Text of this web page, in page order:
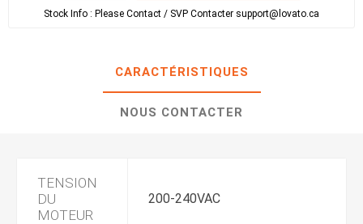
Stock Info : Please Contact / SVP Contacter support@lovato.ca
CARACTÉRISTIQUES
NOUS CONTACTER
TENSION
DU
MOTEUR
200-240VAC